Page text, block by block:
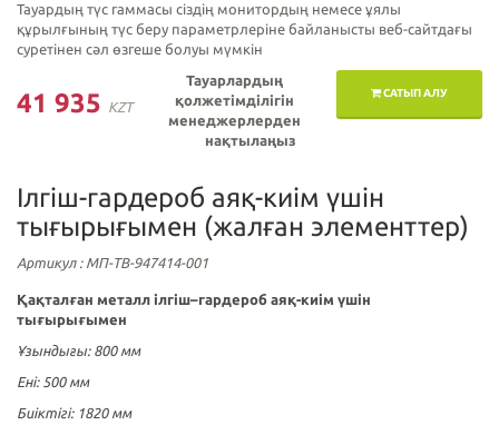
Тауардың түс гаммасы сіздің монитордың немесе ұялы
құрылғының түс беру параметрлеріне байланысты веб-сайтдағы
суретінен сәл өзгеше болуы мүмкін
41 935 KZT
САТЫП АЛУ
Тауарлардың
қолжетімділігін
менеджерлерден
нақтылаңыз
Ілгіш-гардероб аяқ-киім үшін
тығырығымен (жалған элементтер)
Артикул: МП-ТВ-947414-001
Қақталған металл ілгіш–гардероб аяқ-киім үшін
тығырығымен
Ұзындығы: 800 мм
Ені: 500 мм
Биіктігі: 1820 мм